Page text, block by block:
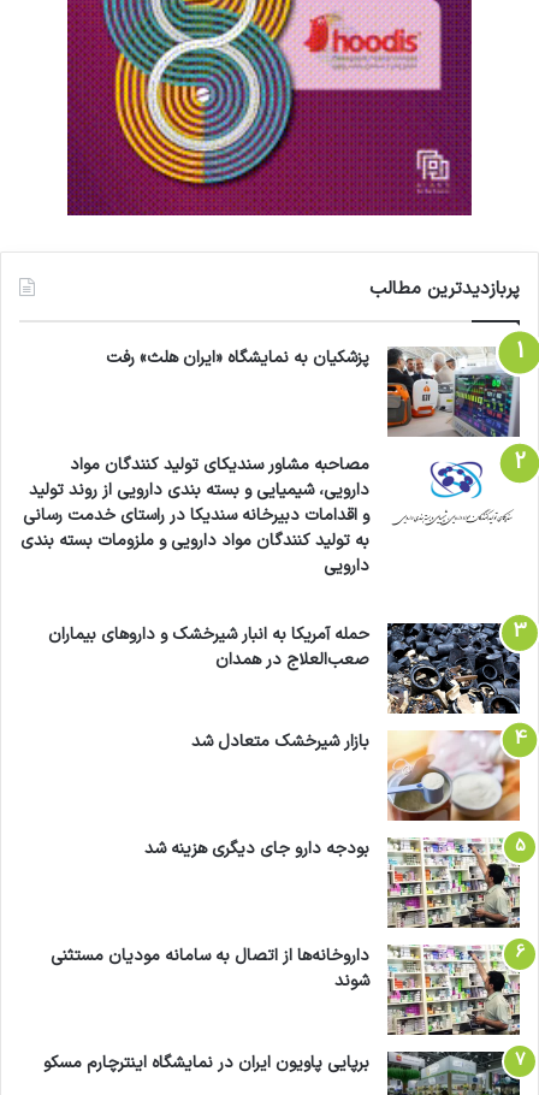
پربازدیدترین مطالب
پزشکیان به نمایشگاه «ایران هلث» رفت
مصاحبه مشاور سندیکای تولید کنندگان مواد
دارویی، شیمیایی و بسته بندی دارویی از روند تولید
و اقدامات دبیرخانه سندیکا در راستای خدمت رسانی
به تولید کنندگان مواد دارویی و ملزومات بسته بندی
دارویی
حمله آمریکا به انبار شیرخشک و داروهای بیماران
صعب‌العلاج در همدان
بازار شیرخشک متعادل شد
بودجه دارو جای دیگری هزینه شد
داروخانه‌ها از اتصال به سامانه مودیان مستثنی
شوند
برپایی پاویون ایران در نمایشگاه اینترچارم مسکو